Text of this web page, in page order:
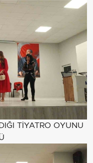
TİYATRO OYUNU